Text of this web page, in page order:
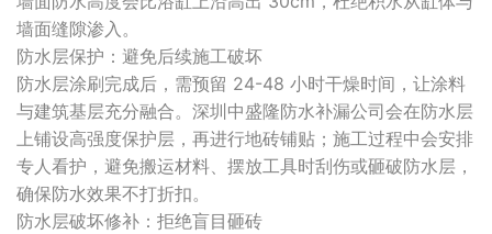
墙面缝隙渗入。
防水层保护：避免后续施工破坏
防水层涂刷完成后，需预留 24-48 小时干燥时间，让涂料
与建筑基层充分融合。深圳中盛隆防水补漏公司会在防水层
上铺设高强度保护层，再进行地砖铺贴；施工过程中会安排
专人看护，避免搬运材料、摆放工具时刮伤或砸破防水层，
确保防水效果不打折扣。
防水层破坏修补：拒绝盲目砸砖